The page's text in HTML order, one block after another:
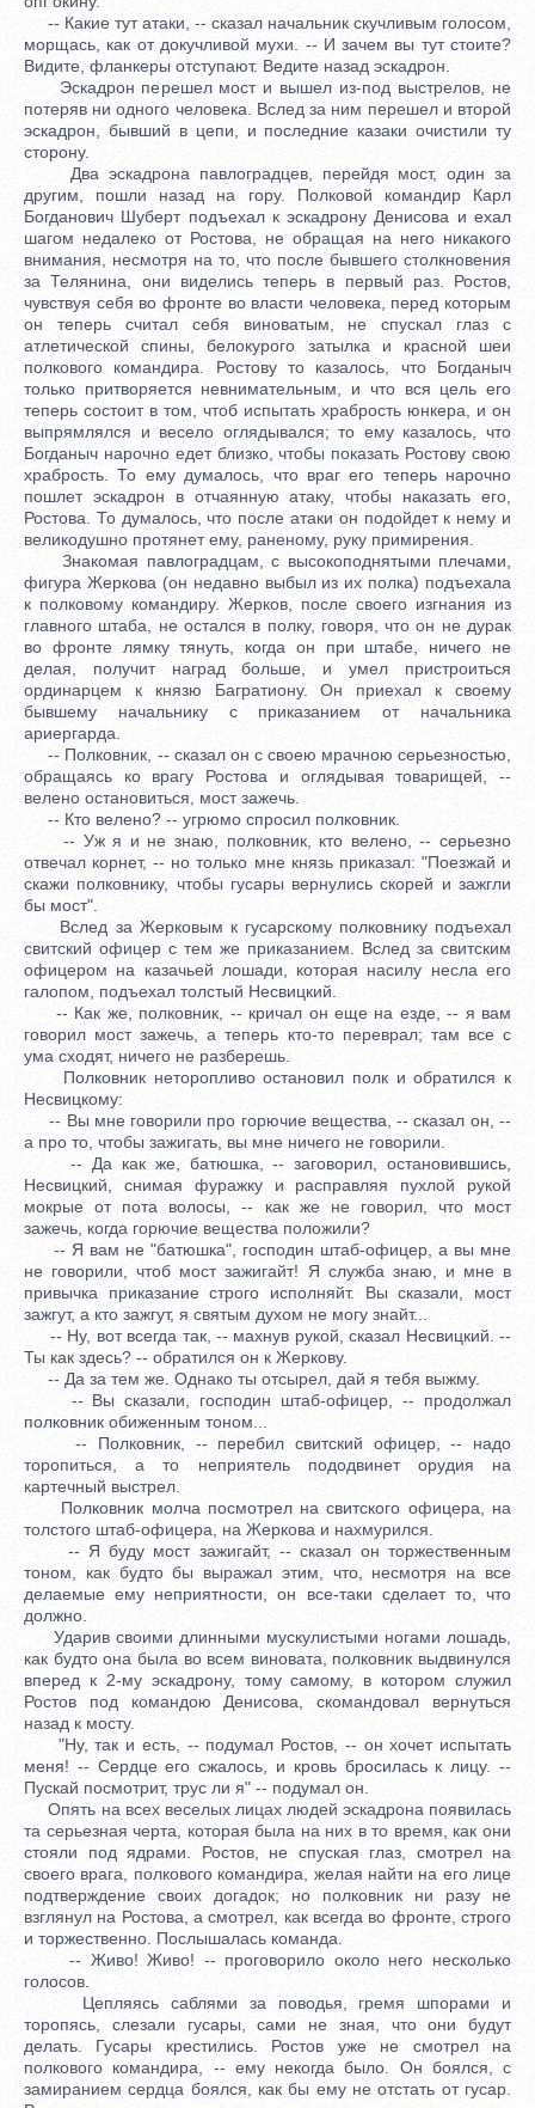
-- Какие тут атаки, -- сказал начальник скучливым голосом,
морщась, как от докучливой мухи. -- И зачем вы тут стоите?
Видите, фланкеры отступают. Ведите назад эскадрон.
Эскадрон перешел мост и вышел из-под выстрелов, не
потеряв ни одного человека. Вслед за ним перешел и второй
эскадрон, бывший в цепи, и последние казаки очистили ту
сторону.
Два эскадрона павлоградцев, перейдя мост, один за
другим, пошли назад на гору. Полковой командир Карл
Богданович Шуберт подъехал к эскадрону Денисова и ехал
шагом недалеко от Ростова, не обращая на него никакого
внимания, несмотря на то, что после бывшего столкновения
за Телянина, они виделись теперь в первый раз. Ростов,
чувствуя себя во фронте во власти человека, перед которым
он теперь считал себя виноватым, не спускал глаз с
атлетической спины, белокурого затылка и красной шеи
полкового командира. Ростову то казалось, что Богданыч
только притворяется невнимательным, и что вся цель его
теперь состоит в том, чтоб испытать храбрость юнкера, и он
выпрямлялся и весело оглядывался; то ему казалось, что
Богданыч нарочно едет близко, чтобы показать Ростову свою
храбрость. То ему думалось, что враг его теперь нарочно
пошлет эскадрон в отчаянную атаку, чтобы наказать его,
Ростова. То думалось, что после атаки он подойдет к нему и
великодушно протянет ему, раненому, руку примирения.
Знакомая павлоградцам, с высокоподнятыми плечами,
фигура Жеркова (он недавно выбыл из их полка) подъехала
к полковому командиру. Жерков, после своего изгнания из
главного штаба, не остался в полку, говоря, что он не дурак
во фронте лямку тянуть, когда он при штабе, ничего не
делая, получит наград больше, и умел пристроиться
ординарцем к князю Багратиону. Он приехал к своему
бывшему начальнику с приказанием от начальника
ариергарда.
-- Полковник, -- сказал он с своею мрачною серьезностью,
обращаясь ко врагу Ростова и оглядывая товарищей, --
велено остановиться, мост зажечь.
-- Кто велено? -- угрюмо спросил полковник.
-- Уж я и не знаю, полковник, кто велено, -- серьезно
отвечал корнет, -- но только мне князь приказал: "Поезжай и
скажи полковнику, чтобы гусары вернулись скорей и зажгли
бы мост".
Вслед за Жерковым к гусарскому полковнику подъехал
свитский офицер с тем же приказанием. Вслед за свитским
офицером на казачьей лошади, которая насилу несла его
галопом, подъехал толстый Несвицкий.
-- Как же, полковник, -- кричал он еще на езде, -- я вам
говорил мост зажечь, а теперь кто-то переврал; там все с
ума сходят, ничего не разберешь.
Полковник неторопливо остановил полк и обратился к
Несвицкому:
-- Вы мне говорили про горючие вещества, -- сказал он, --
а про то, чтобы зажигать, вы мне ничего не говорили.
-- Да как же, батюшка, -- заговорил, остановившись,
Несвицкий, снимая фуражку и расправляя пухлой рукой
мокрые от пота волосы, -- как же не говорил, что мост
зажечь, когда горючие вещества положили?
-- Я вам не "батюшка", господин штаб-офицер, а вы мне
не говорили, чтоб мост зажигайт! Я служба знаю, и мне в
привычка приказание строго исполняйт. Вы сказали, мост
зажгут, а кто зажгут, я святым духом не могу знайт...
-- Ну, вот всегда так, -- махнув рукой, сказал Несвицкий. --
Ты как здесь? -- обратился он к Жеркову.
-- Да за тем же. Однако ты отсырел, дай я тебя выжму.
-- Вы сказали, господин штаб-офицер, -- продолжал
полковник обиженным тоном...
-- Полковник, -- перебил свитский офицер, -- надо
торопиться, а то неприятель пододвинет орудия на
картечный выстрел.
Полковник молча посмотрел на свитского офицера, на
толстого штаб-офицера, на Жеркова и нахмурился.
-- Я буду мост зажигайт, -- сказал он торжественным
тоном, как будто бы выражал этим, что, несмотря на все
делаемые ему неприятности, он все-таки сделает то, что
должно.
Ударив своими длинными мускулистыми ногами лошадь,
как будто она была во всем виновата, полковник выдвинулся
вперед к 2-му эскадрону, тому самому, в котором служил
Ростов под командою Денисова, скомандовал вернуться
назад к мосту.
"Ну, так и есть, -- подумал Ростов, -- он хочет испытать
меня! -- Сердце его сжалось, и кровь бросилась к лицу. --
Пускай посмотрит, трус ли я" -- подумал он.
Опять на всех веселых лицах людей эскадрона появилась
та серьезная черта, которая была на них в то время, как они
стояли под ядрами. Ростов, не спуская глаз, смотрел на
своего врага, полкового командира, желая найти на его лице
подтверждение своих догадок; но полковник ни разу не
взглянул на Ростова, а смотрел, как всегда во фронте, строго
и торжественно. Послышалась команда.
-- Живо! Живо! -- проговорило около него несколько
голосов.
Цепляясь саблями за поводья, гремя шпорами и
торопясь, слезали гусары, сами не зная, что они будут
делать. Гусары крестились. Ростов уже не смотрел на
полкового командира, -- ему некогда было. Он боялся, с
замиранием сердца боялся, как бы ему не отстать от гусар.